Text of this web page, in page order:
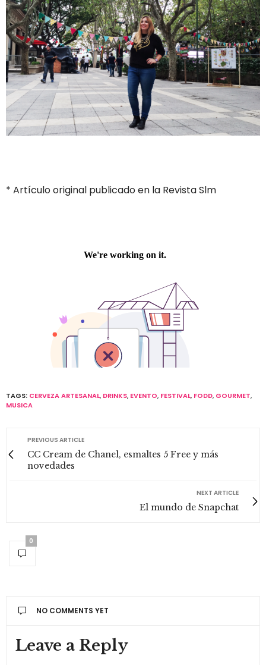
* Artículo original publicado en la Revista Slm
TAGS: CERVEZA ARTESANAL, DRINKS, EVENTO, FESTIVAL, FODD, GOURMET,
MUSICA
PREVIOUS ARTICLE
CC Cream de Chanel, esmaltes 5 Free y más
novedades
NEXT ARTICLE
El mundo de Snapchat
0
NO COMMENTS YET
Leave a Reply